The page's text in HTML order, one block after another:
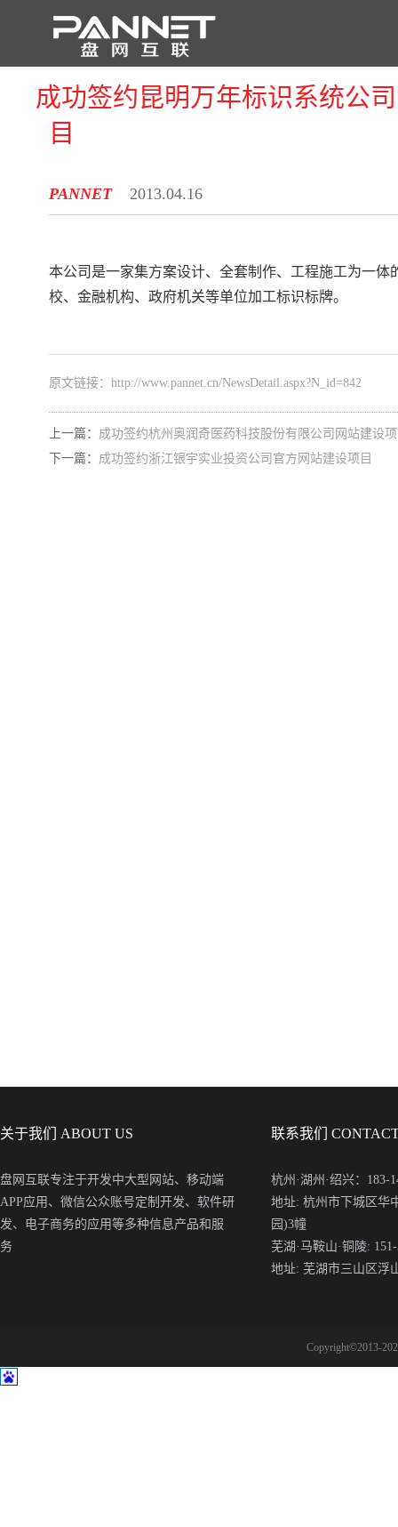
首 页
成功签约昆明万年标识系统公
目
PANNET 2013.04.16
本公司是一家集方案设计、全套制作、工程施工为一体
校、金融机构、政府机关等单位加工标识标牌。
原文链接：http://www.pannet.cn/NewsDetail.aspx?N_id=842
上一篇： 成功签约杭州奥润奇医药科技股份有限公司网站建设
下一篇： 成功签约浙江银宇实业投资公司官方网站建设项目
关于我们 ABOUT US
盘网互联专注于开发中大型网站、移动端
APP应用、微信公众账号定制开发、软件研
发、电子商务的应用等多种信息产品和服
务
联系我们
杭州·湖州·绍兴：183-
地址: 杭州市下城区华
园)3幢
芜湖·马鞍山·铜陵:
地址: 芜湖市三山区浮
Copyright©2013-